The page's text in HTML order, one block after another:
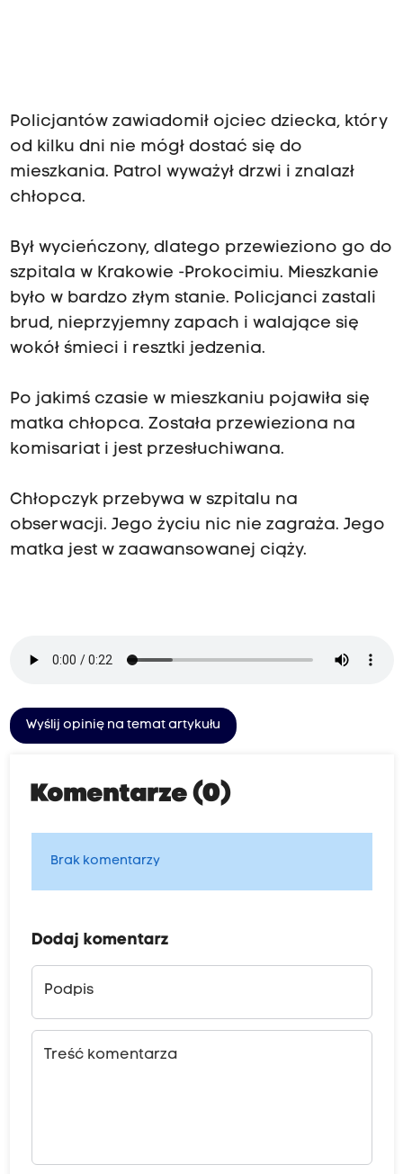
Policjantów zawiadomił ojciec dziecka, który
od kilku dni nie mógł dostać się do
mieszkania. Patrol wyważył drzwi i znalazł
chłopca.
Był wycieńczony, dlatego przewieziono go do
szpitala w Krakowie -Prokocimiu. Mieszkanie
było w bardzo złym stanie. Policjanci zastali
brud, nieprzyjemny zapach i walające się
wokół śmieci i resztki jedzenia.
Po jakimś czasie w mieszkaniu pojawiła się
matka chłopca. Została przewieziona na
komisariat i jest przesłuchiwana.
Chłopczyk przebywa w szpitalu na
obserwacji. Jego życiu nic nie zagraża. Jego
matka jest w zaawansowanej ciąży.
Wyślij opinię na temat artykułu
Komentarze (0)
Brak komentarzy
Dodaj komentarz
Podpis
Treść komentarza